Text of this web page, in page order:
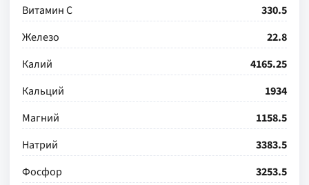
Витамин С
330.5
Железо
22.8
Калий
4165.25
Кальций
1934
Магний
1158.5
Натрий
3383.5
Фосфор
3253.5